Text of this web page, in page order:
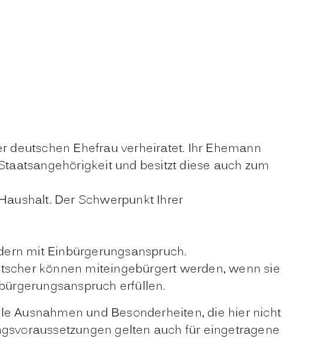
deutschen Ehefrau verheiratet. Ihr Ehemann
und besitzt diese auch zum
Der Schwerpunkt Ihrer
mit Einbürgerungsanspruch.
können miteingebürgert werden, wenn sie
erfüllen.
Ausnahmen und Besonderheiten, die hier nicht
gelten auch für eingetragene